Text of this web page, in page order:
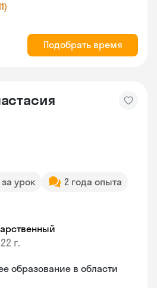
Подобрать время
за урок
2 года опыта
г.
образование в области